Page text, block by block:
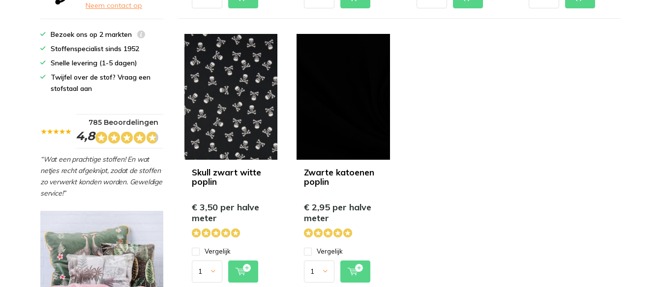
Skull zwart witte
poplin
€ 3,50 per halve
meter
Vergelijk
Zwarte katoenen
poplin
€ 2,95 per halve
meter
Vergelijk
Neem contact op
Bezoek ons op 2 markten
Stoffenspecialist sinds 1952
Snelle levering (1-5 dagen)
Twijfel over de stof? Vraag een
stofstaal aan
4,8
785 Beoordelingen
“Wat een prachtige stoffen! En wat
netjes recht afgeknipt, zodat de stoffen
zo verwerkt konden worden. Geweldige
service!”